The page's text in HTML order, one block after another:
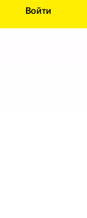
Войти